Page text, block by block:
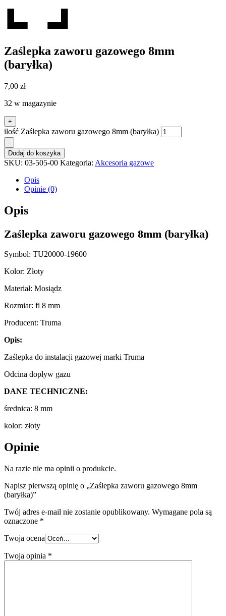
Zaślepka zaworu gazowego 8mm
(baryłka)
7,00 zł
32 w magazynie
+
ilość Zaślepka zaworu gazowego 8mm (baryłka)
-
Dodaj do koszyka
SKU: 03-505-00 Kategoria: Akcesoria gazowe
Opis
Opinie (0)
Opis
Zaślepka zaworu gazowego 8mm (baryłka)
Symbol: TU20000-19600
Kolor: Złoty
Materiał: Mosiądz
Rozmiar: fi 8 mm
Producent: Truma
Opis:
Zaślepka do instalacji gazowej marki Truma
Odcina dopływ gazu
DANE TECHNICZNE:
średnica: 8 mm
kolor: złoty
Opinie
Na razie nie ma opinii o produkcie.
Napisz pierwszą opinię o „Zaślepka zaworu gazowego 8mm
(baryłka)”
Twój adres e-mail nie zostanie opublikowany. Wymagane pola są
oznaczone *
Twoja ocena
Twoja opinia *